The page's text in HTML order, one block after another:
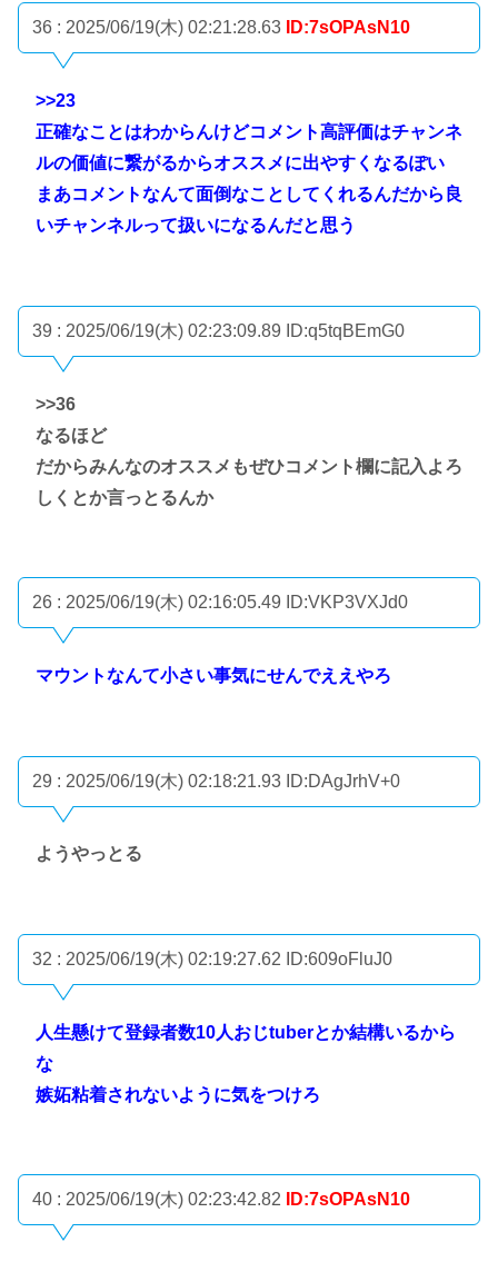
36 : 2025/06/19(木) 02:21:28.63 ID:7sOPAsN10
>>23
正確なことはわからんけどコメント高評価はチャンネ
ルの価値に繋がるからオススメに出やすくなるぽい
まあコメントなんて面倒なことしてくれるんだから良
いチャンネルって扱いになるんだと思う
39 : 2025/06/19(木) 02:23:09.89 ID:q5tqBEmG0
>>36
なるほど
だからみんなのオススメもぜひコメント欄に記入よろ
しくとか言っとるんか
26 : 2025/06/19(木) 02:16:05.49 ID:VKP3VXJd0
マウントなんて小さい事気にせんでええやろ
29 : 2025/06/19(木) 02:18:21.93 ID:DAgJrhV+0
ようやっとる
32 : 2025/06/19(木) 02:19:27.62 ID:609oFluJ0
人生懸けて登録者数10人おじtuberとか結構いるから
な
嫉妬粘着されないように気をつけろ
40 : 2025/06/19(木) 02:23:42.82 ID:7sOPAsN10